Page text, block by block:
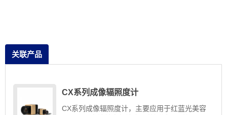
关联产品
CX系列成像辐照度计
CX系列成像辐照度计，主要应用于红蓝光美容